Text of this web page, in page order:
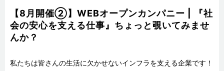
【8月開催②】WEBオープンカンパニー | 『社
会の安心を支える仕事』ちょっと覗いてみませ
んか？
私たちは皆さんの生活に欠かせないインフラを支える企業です！